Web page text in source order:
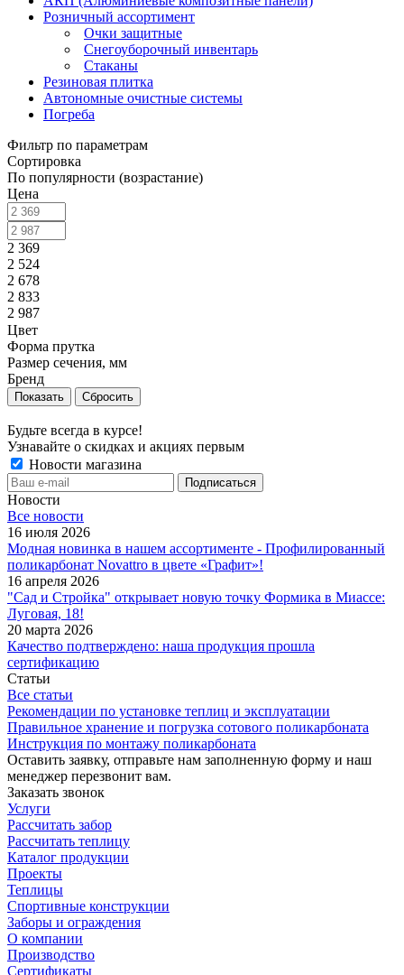
Розничный ассортимент
Очки защитные
Снегоуборочный инвентарь
Стаканы
Резиновая плитка
Автономные очистные системы
Погреба
Фильтр по параметрам
Сортировка
По популярности (возрастание)
Цена
2 369
2 524
2 678
2 833
2 987
Цвет
Форма прутка
Размер сечения, мм
Бренд
Сбросить
Будьте всегда в курсе!
Узнавайте о скидках и акциях первым
Новости магазина
Новости
Все новости
16 июля 2026
Модная новинка в нашем ассортименте - Профилированный
поликарбонат Novattro в цвете «Графит»!
16 апреля 2026
"Сад и Стройка" открывает новую точку Формика в Миассе:
Луговая, 18!
20 марта 2026
Качество подтверждено: наша продукция прошла
сертификацию
Статьи
Все статьи
Рекомендации по установке теплиц и эксплуатации
Правильное хранение и погрузка сотового поликарбоната
Инструкция по монтажу поликарбоната
Оставить заявку, отправьте нам заполненную форму и наш
менеджер перезвонит вам.
Заказать звонок
Услуги
Рассчитать забор
Рассчитать теплицу
Каталог продукции
Проекты
Теплицы
Спортивные конструкции
Заборы и ограждения
О компании
Производство
Сертификаты